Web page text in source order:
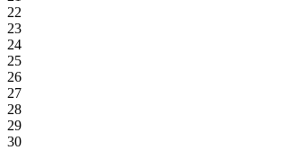
22
23
24
25
26
27
28
29
30